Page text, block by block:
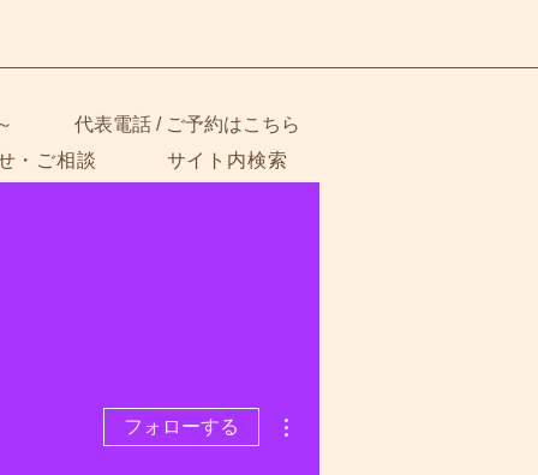
代表電話 / ご予約はこちら
・ご相談 サイト内検索
フォローする